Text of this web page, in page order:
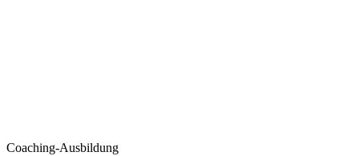
Coaching-Ausbildung